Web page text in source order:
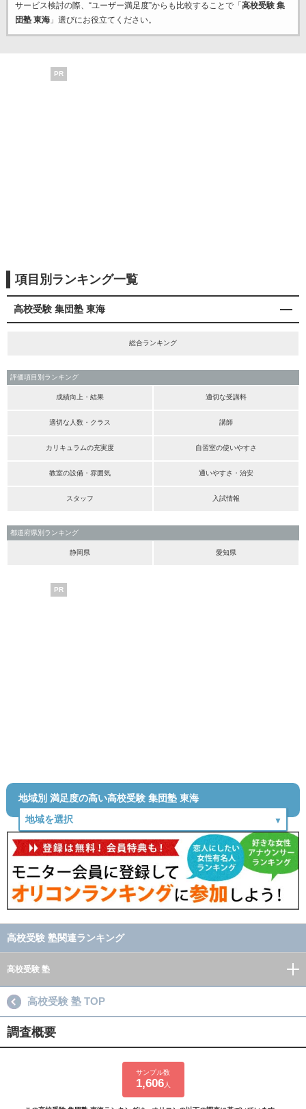
サービス検討の際、“ユーザー満足度”からも比較することで「 高校受験 集
団塾 東海」選びにお役立てください。
PR
項目別ランキング一覧
高校受験 集団塾 東海
総合ランキング
評価項目別ランキング
成績向上・結果 適切な受講料
適切な人数・クラス 講師
カリキュラムの充実度 自習室の使いやすさ
教室の設備・雰囲気 通いやすさ・治安
スタッフ 入試情報
都道府県別ランキング
静岡県 愛知県
PR
地域別 満足度の高い高校受験 集団塾 東海
高校受験 塾関連ランキング
高校受験 塾
高校受験 塾 TOP
調査概要
サンプル数
1,606人